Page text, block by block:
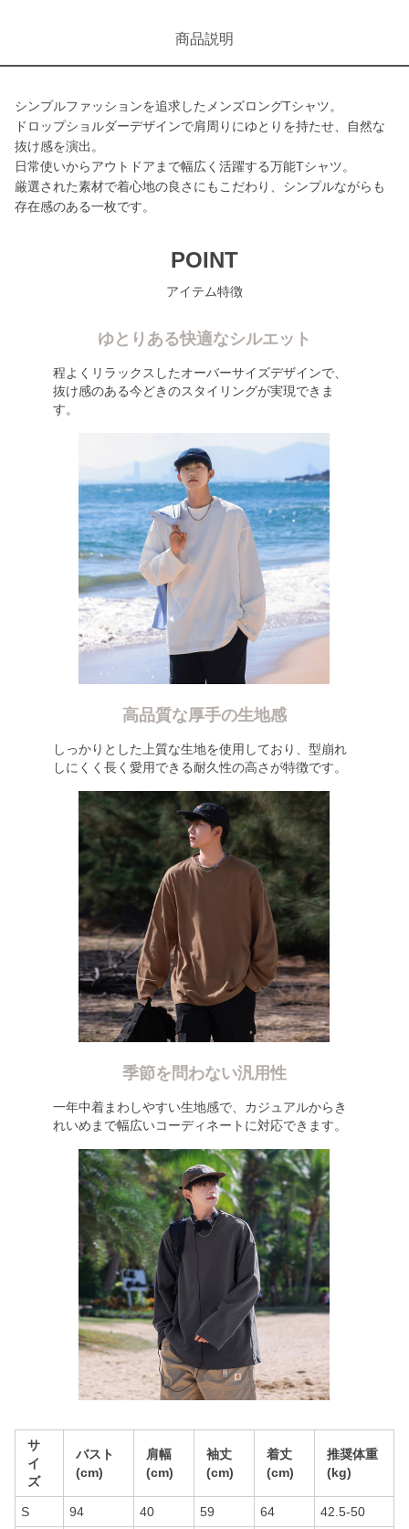
商品説明
シンプルファッションを追求したメンズロングTシャツ。
ドロップショルダーデザインで肩周りにゆとりを持たせ、自然な
抜け感を演出。
日常使いからアウトドアまで幅広く活躍する万能Tシャツ。
厳選された素材で着心地の良さにもこだわり、シンプルながらも
存在感のある一枚です。
POINT
アイテム特徴
ゆとりある快適なシルエット
程よくリラックスしたオーバーサイズデザインで、
抜け感のある今どきのスタイリングが実現できま
す。
高品質な厚手の生地感
しっかりとした上質な生地を使用しており、型崩れ
しにくく長く愛用できる耐久性の高さが特徴です。
季節を問わない汎用性
一年中着まわしやすい生地感で、カジュアルからき
れいめまで幅広いコーディネートに対応できます。
サ
イ
ズ
バスト
(cm)
肩幅
(cm)
袖丈
(cm)
着丈
(cm)
推奨体重
(kg)
S 94 40 59 64 42.5-50